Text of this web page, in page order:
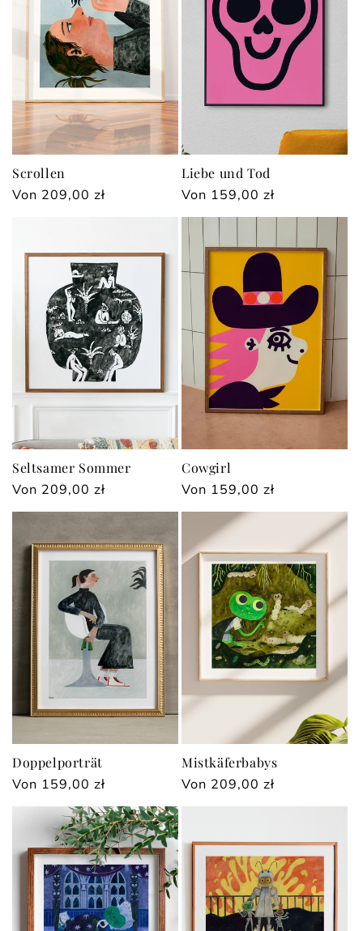
Scrollen
Normaler
Von 209,00 zł
Liebe und Tod
Normaler
Von 159,00 zł
Seltsamer Sommer
Normaler
Von 209,00 zł
Cowgirl
Normaler
Von 159,00 zł
Doppelporträt
Normaler
Von 159,00 zł
Mistkäferbabys
Normaler
Von 209,00 zł